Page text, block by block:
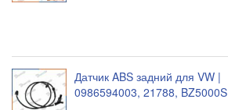
Датчик ABS задний для VW |
0986594003, 21788, BZ5000S